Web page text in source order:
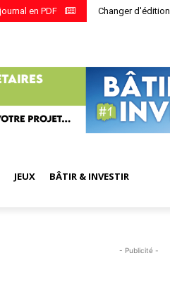
Changer d'édition
en PDF
JEUX BÂTIR & INVESTIR
- Publicité -